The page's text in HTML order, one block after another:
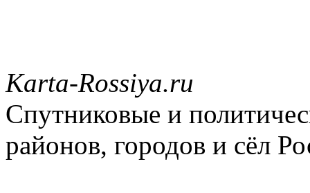
Karta-Rossiya.ru
Спутниковые и
районов, городов и сёл